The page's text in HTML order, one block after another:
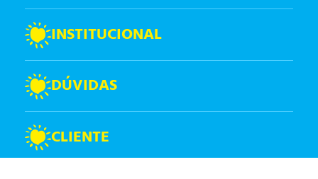
INSTITUCIONAL
DÚVIDAS
CLIENTE